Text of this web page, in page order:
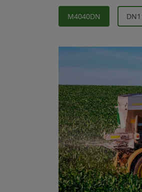
M4040DN